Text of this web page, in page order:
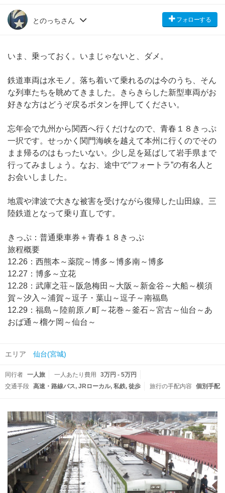
とのっちさん フォローする
いま、乗っておく。いまじゃないと、ダメ。
鉄道車両は水モノ。落ち着いて乗れるのは今のうち、そん
な列車たちを眺めてきました。きらきらした新型車両がお
好きな方はどうぞ戻るボタンを押してください。
忘年会で九州から関西へ行くだけなので、青春１８きっぷ
一択です。せっかく関門海峡を越えて本州に行くのでその
まま帰るのはもったいない。少し足を延ばして岩手県まで
行ってみましょう。なお、途中で“フォートラ”の有名人と
お会いしました。
地震や津波で大きな被害を受けながら復帰した山田線。三
陸鉄道となって乗り直しです。
きっぷ：普通乗車券＋青春１８きっぷ
旅程概要
12.26：西熊本～薬院～博多～博多南～博多
12.27：博多～立花
12.28：武庫之荘～阪急梅田～大阪～新金谷～大船～横須
賀～汐入～浦賀～逗子・葉山～逗子～南福島
12.29：福島～陸前原ノ町～花巻～釜石～宮古～仙台～あ
おば通～榴ケ岡～仙台～
エリア 仙台(宮城)
同行者 一人旅 一人あたり費用
3万円 - 5万円
交通手段 高速・路線バス JRローカル 私鉄 徒歩 旅行の手配内容 個別手配